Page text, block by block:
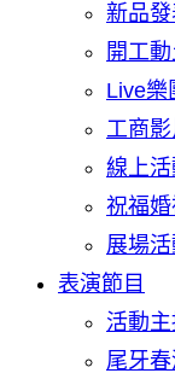
新品
開工
Live樂
工商
線上
祝福
展場
表演節目
活動
尾牙